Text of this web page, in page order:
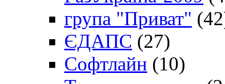
група "Приват"
ЄДАПС (27)
Софтлайн (10)